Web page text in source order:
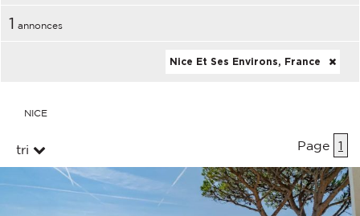
1 annonces
Nice Et Ses Environs, France
NICE
tri Page 1